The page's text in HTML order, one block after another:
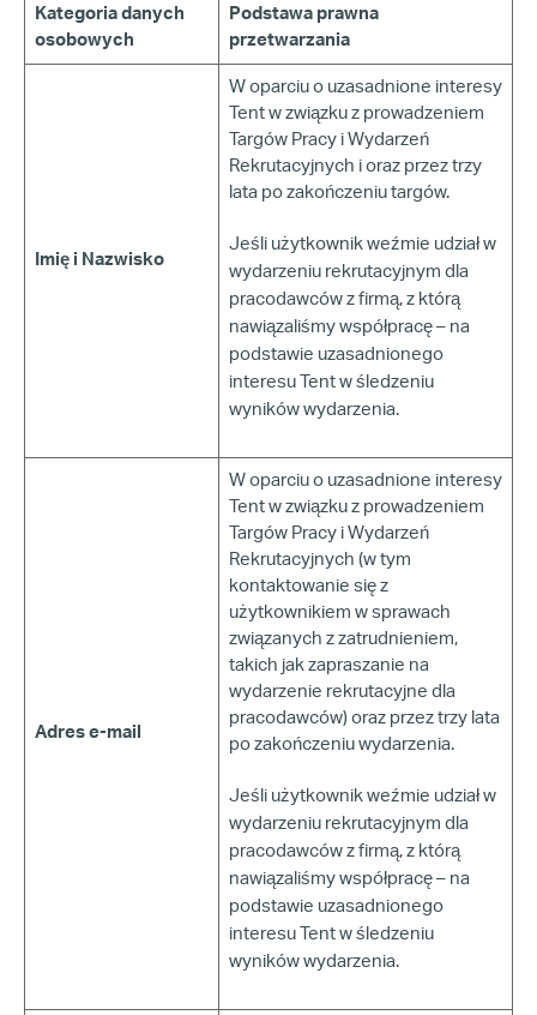
Kategoria danych
osobowych
Podstawa prawna
przetwarzania
Imię i Nazwisko
W oparciu o uzasadnione interesy
Tent w związku z prowadzeniem
Targów Pracy i Wydarzeń
Rekrutacyjnych i oraz przez trzy
lata po zakończeniu targów.
Jeśli użytkownik weźmie udział w
wydarzeniu rekrutacyjnym dla
pracodawców z firmą, z którą
nawiązaliśmy współpracę – na
podstawie uzasadnionego
interesu Tent w śledzeniu
wyników wydarzenia.
Adres e-mail
W oparciu o uzasadnione interesy
Tent w związku z prowadzeniem
Targów Pracy i Wydarzeń
Rekrutacyjnych (w tym
kontaktowanie się z
użytkownikiem w sprawach
związanych z zatrudnieniem,
takich jak zapraszanie na
wydarzenie rekrutacyjne dla
pracodawców) oraz przez trzy lata
po zakończeniu wydarzenia.
Jeśli użytkownik weźmie udział w
wydarzeniu rekrutacyjnym dla
pracodawców z firmą, z którą
nawiązaliśmy współpracę – na
podstawie uzasadnionego
interesu Tent w śledzeniu
wyników wydarzenia.